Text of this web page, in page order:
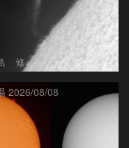
修
2026/08/08